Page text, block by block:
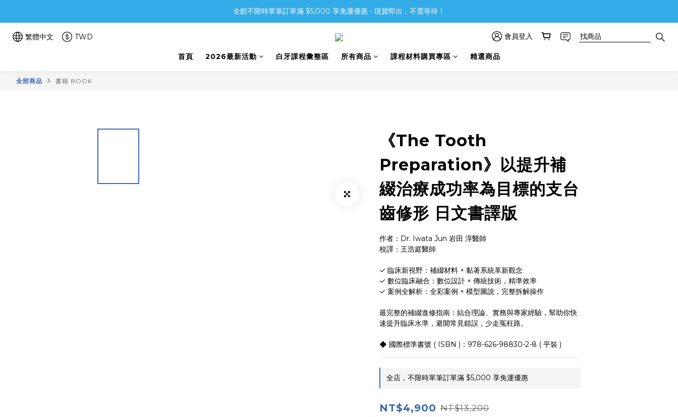
全館不限時單筆訂單滿 $5,000 享免運優惠 - 現貨即出，不需等待！
繁體中文 TWD 會員登入
首頁 2026最新活動 白牙課程彙整區 所有商品 課程材料購買專區 精選商品
全部商品 書籍 BOOK
《The Tooth
Preparation》以提升補
綴治療成功率為目標的支台
齒修形 日文書譯版
作者：Dr. Iwata Jun 岩田 淳醫師
校譯：王浩庭醫師
✓ 臨床新視野：補綴材料 × 黏著系統革新觀念
✓ 數位臨床融合：數位設計 × 傳統技術，精準效率
✓ 案例全解析：全彩案例 × 模型圖說，完整拆解操作
最完整的補綴進修指南：結合理論、實務與專家經驗，幫助你快
速提升臨床水準，避開常見錯誤，少走冤枉路。
◆ 國際標準書號 ( ISBN )：978-626-98830-2-8 ( 平裝 )
全店，不限時單筆訂單滿 $5,000 享免運優惠
NT$4,900 NT$13,200